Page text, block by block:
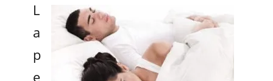
L
a
p
e